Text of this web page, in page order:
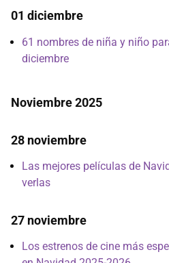
01 diciembre
61 nombres de niña y niño
diciembre
Noviembre 2025
28 noviembre
Las mejores películas de
verlas
27 noviembre
Los estrenos de cine más